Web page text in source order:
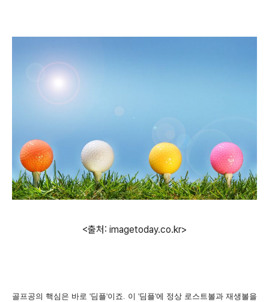
<출처: imagetoday.co.kr>
골프공의 핵심은 바로 '딤플'이죠. 이 '딤플'에 정상 로스트볼과 재생볼을